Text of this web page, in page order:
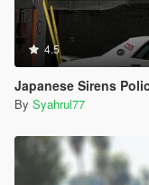
4.5
Japanese Sirens
By Syahrul77